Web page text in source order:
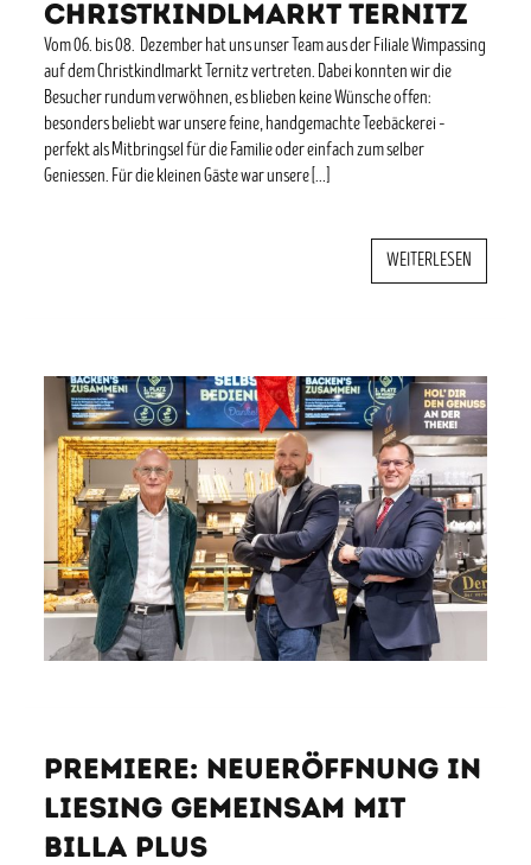
Christkindlmarkt Ternitz
Vom 06. bis 08. Dezember hat uns unser Team aus der Filiale Wimpassing
auf dem Christkindlmarkt Ternitz vertreten. Dabei konnten wir die
Besucher rundum verwöhnen, es blieben keine Wünsche offen:
besonders beliebt war unsere feine, handgemachte Teebäckerei –
perfekt als Mitbringsel für die Familie oder einfach zum selber
Geniessen. Für die kleinen Gäste war unsere […]
WEITERLESEN
Premiere: Neueröffnung in
Liesing gemeinsam mit
Billa Plus